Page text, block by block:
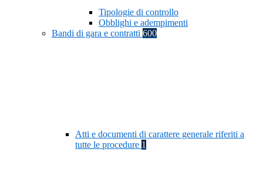
Tipologie di controllo
Obblighi e adempimenti
Bandi di gara e contratti 600
Atti e documenti di carattere generale riferiti a
tutte le procedure 1